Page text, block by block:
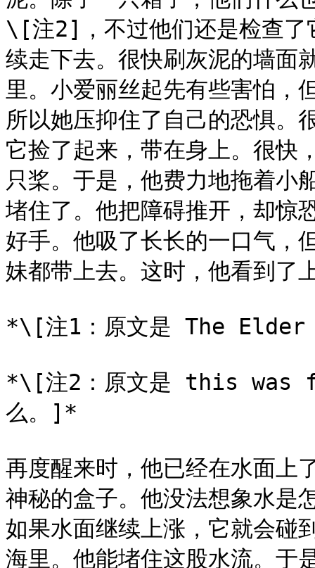
\[注2]，不过他们还是检查了
续走下去。很快刷灰泥的墙面
里。小爱丽丝起先有些害怕，
所以她压抑住了自己的恐惧。
它捡了起来，带在身上。很快
只桨。于是，他费力地拖着小
堵住了。他把障碍推开，却惊
好手。他吸了长长的一口气，
妹都带上去。这时，他看到了
*\[注1：原文是 The
*\[注2：原文是 this was
么。]*
再度醒来时，他已经在水面上
神秘的盒子。他没法想象水是
如果水面继续上涨，它就会碰
海里。他能堵住这股水流。于